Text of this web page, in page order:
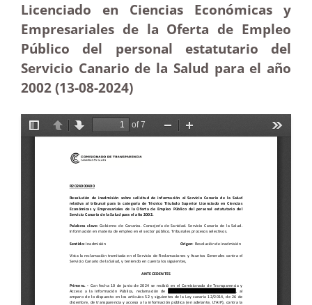
Licenciado en Ciencias Económicas y
Empresariales de la Oferta de Empleo
Público del personal estatutario del
Servicio Canario de la Salud para el año
2002 (13-08-2024)